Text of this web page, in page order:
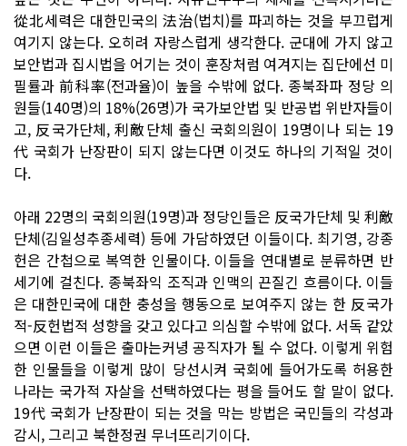
從北세력은 대한민국의 法治(법치)를 파괴하는 것을 부끄럽게
여기지 않는다. 오히려 자랑스럽게 생각한다. 군대에 가지 않고
보안법과 집시법을 어기는 것이 훈장처럼 여겨지는 집단에선 미
필률과 前科率(전과율)이 높을 수밖에 없다. 종북좌파 정당 의
원들(140명)의 18%(26명)가 국가보안법 및 반공법 위반자들이
고, 反국가단체, 利敵단체 출신 국회의원이 19명이나 되는 19
代 국회가 난장판이 되지 않는다면 이것도 하나의 기적일 것이
다.
아래 22명의 국회의원(19명)과 정당인들은 反국가단체 및 利敵
단체(김일성추종세력) 등에 가담하였던 이들이다. 최기영, 강종
헌은 간첩으로 복역한 인물이다. 이들을 연대별로 분류하면 반
세기에 걸친다. 종북좌익 조직과 인맥의 끈질긴 흐름이다. 이들
은 대한민국에 대한 충성을 행동으로 보여주지 않는 한 反국가
적-反헌법적 성향을 갖고 있다고 의심할 수밖에 없다. 서독 같았
으면 이런 이들은 출마는커녕 공직자가 될 수 없다. 이렇게 위험
한 인물들을 이렇게 많이 당선시켜 국회에 들어가도록 허용한
나라는 국가적 자살을 선택하였다는 평을 들어도 할 말이 없다.
19代 국회가 난장판이 되는 것을 막는 방법은 국민들의 각성과
감시, 그리고 북한정권 무너뜨리기이다.